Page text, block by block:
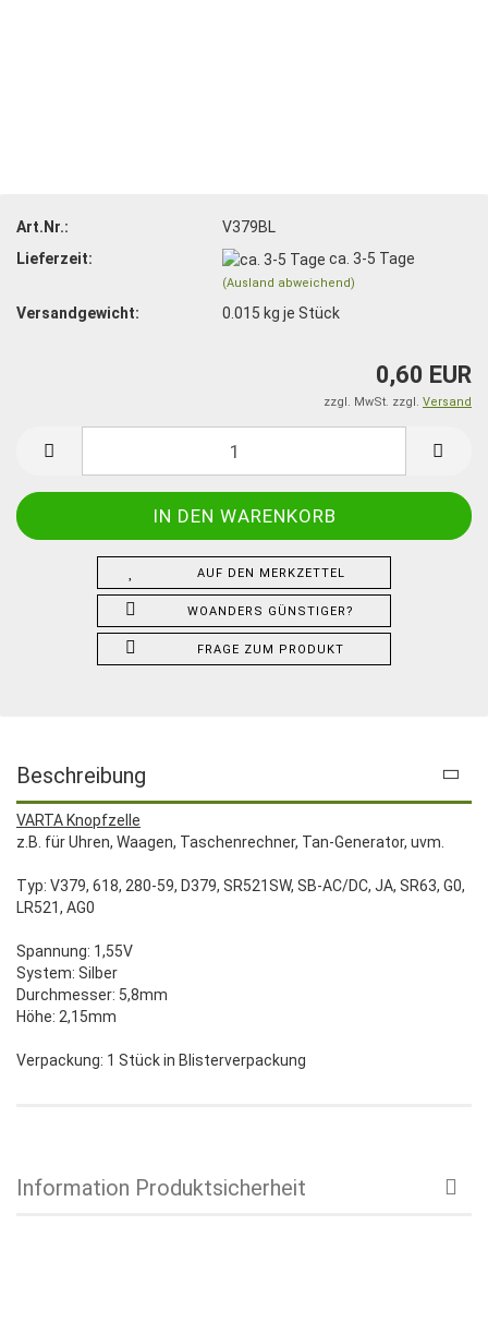
Art.Nr.:
V379BL
Lieferzeit:
ca. 3-5 Tage
(Ausland abweichend)
Versandgewicht: 0.015 kg je Stück
0,60 EUR
zzgl. MwSt. zzgl. Versand
AUF DEN MERKZETTEL
WOANDERS GÜNSTIGER?
FRAGE ZUM PRODUKT
Beschreibung
VARTA Knopfzelle
z.B. für Uhren, Waagen, Taschenrechner, Tan-Generator, uvm.
Typ: V379, 618, 280-59, D379, SR521SW, SB-AC/DC, JA, SR63, G0,
LR521, AG0
Spannung: 1,55V
System: Silber
Durchmesser: 5,8mm
Höhe: 2,15mm
Verpackung: 1 Stück in Blisterverpackung
Information Produktsicherheit